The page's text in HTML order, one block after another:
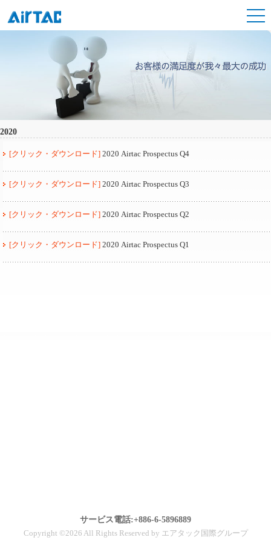
2020
[クリック・ダウンロード] 2020 Airtac Prospectus Q4
[クリック・ダウンロード] 2020 Airtac Prospectus Q3
[クリック・ダウンロード] 2020 Airtac Prospectus Q2
[クリック・ダウンロード] 2020 Airtac Prospectus Q1
サービス電話:+886-6-5896889
Copyright ©2026 All Rights Reserved by エアタック国際グループ